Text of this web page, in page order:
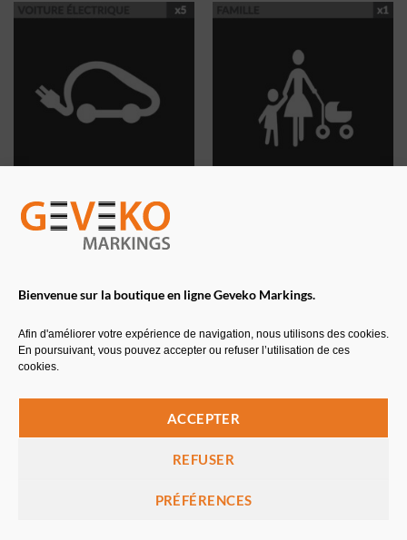
Bienvenue sur la boutique en ligne Geveko Markings.
Afin d'améliorer votre expérience de navigation, nous utilisons des cookies.
En poursuivant, vous pouvez accepter ou refuser l’utilisation de ces
cookies.
ACCEPTER
REFUSER
PRÉFÉRENCES
PICTOGRAMME VOITURE
ÉLECTRIQUE PREMARK™
thermocollées préfabriquées
TROTTINETTE PREMARK™
SYMBOLE BUS BLANC